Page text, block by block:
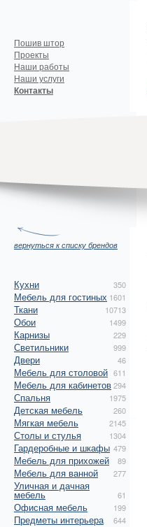
Пошив штор
Проекты
Наши работы
Наши услуги
Контакты
вернуться к списку брендов
Кухни 350
Мебель для гостиных 1601
Ткани 10713
Обои 1499
Карнизы 229
Светильники 999
Двери 46
Мебель для столовой 611
Мебель для кабинетов294
Спальня 1975
Детская мебель 260
Мягкая мебель 2145
Столы и стулья 1304
Гардеробные и шкафы 479
Мебель для прихожей 89
Мебель для ванной 277
Уличная и дачная
мебель 61
Офисная мебель 199
Предметы интерьера 644